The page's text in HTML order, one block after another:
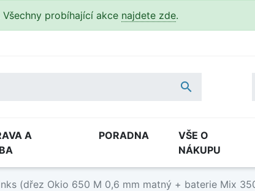
Všechny probíhající akce najdete zde.

A
PORADNA
VŠE O
NÁKUPU
(dřez Okio 650 M 0,6 mm matný + baterie Mix